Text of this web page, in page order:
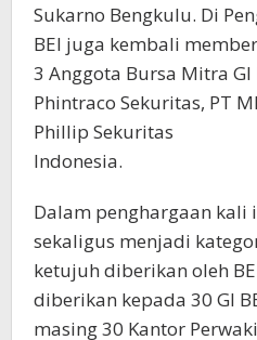
Sukarno Bengkulu. Di
BEI juga kembali
3 Anggota Bursa Mitra
Phintraco Sekuritas, PT
Phillip Sekuritas
Indonesia.
Dalam penghargaan kali
sekaligus menjadi
ketujuh diberikan oleh
diberikan kepada 30 GI
masing 30 Kantor